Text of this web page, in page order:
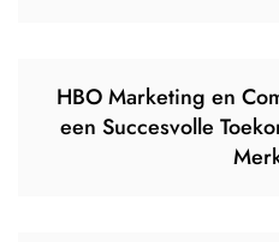
HBO Marketing en
een Succesvolle